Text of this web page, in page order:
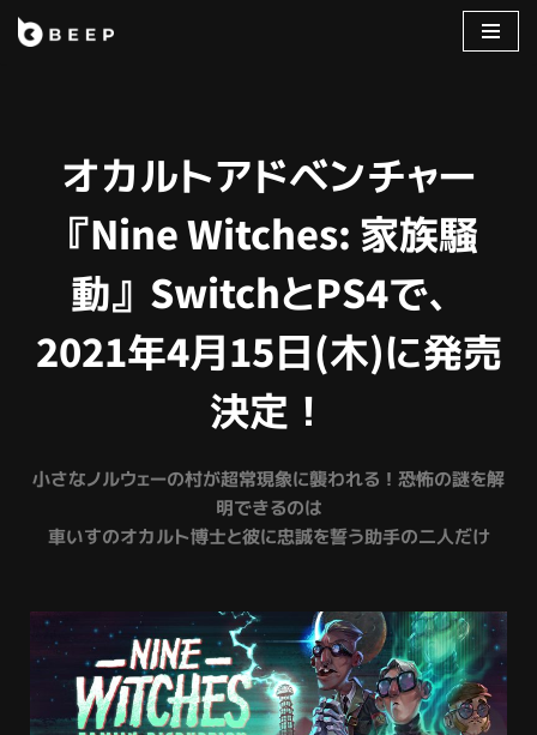
オカルトアドベンチャー
『Nine Witches: 家族騒
動』 SwitchとPS4で、
2021年4月15日(木)に発売
決定！
小さなノルウェーの村が超常現象に襲われる！恐怖の謎を解
明できるのは
車いすのオカルト博士と彼に忠誠を誓う助手の二人だけ